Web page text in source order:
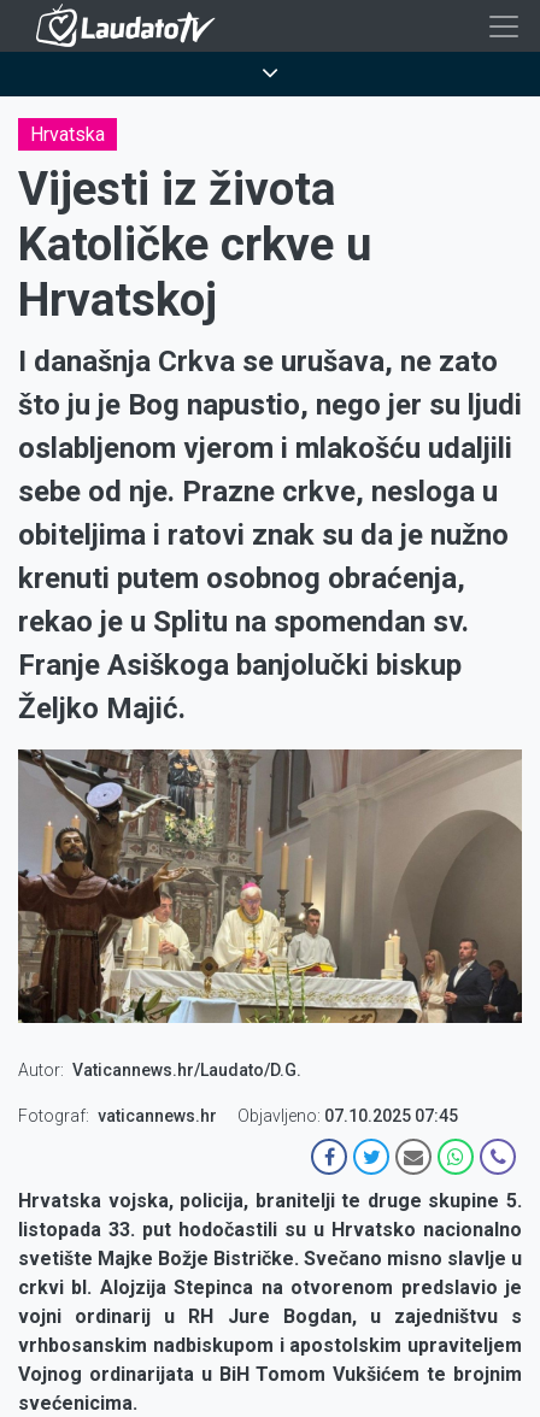
Skoči
sadržaj
Hrvatska
Vijesti iz života
Katoličke crkve u
Hrvatskoj
I današnja Crkva se urušava, ne zato
što ju je Bog napustio, nego jer su ljudi
oslabljenom vjerom i mlakošću udaljili
sebe od nje. Prazne crkve, nesloga u
obiteljima i ratovi znak su da je nužno
krenuti putem osobnog obraćenja,
rekao je u Splitu na spomendan sv.
Franje Asiškoga banjolučki biskup
Željko Majić.
Autor Vaticannews.hr/Laudato/D.G.
Fotograf vaticannews.hr Objavljeno: 07.10.2025 07:45
Hrvatska vojska, policija, branitelji te druge skupine 5.
listopada 33. put hodočastili su u Hrvatsko nacionalno
svetište Majke Božje Bistričke. Svečano misno slavlje u
crkvi bl. Alojzija Stepinca na otvorenom predslavio je
vojni ordinarij u RH Jure Bogdan, u zajedništvu s
vrhbosanskim nadbiskupom i apostolskim upraviteljem
Vojnog ordinarijata u BiH Tomom Vukšićem te brojnim
svećenicima.